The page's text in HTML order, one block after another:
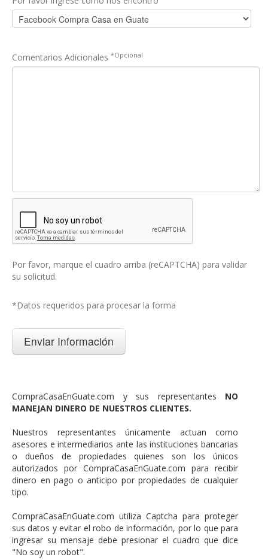
Comentarios Adicionales *Opcional
Por favor, marque el cuadro arriba (reCAPTCHA) para validar
su solicitud.
*Datos requeridos para procesar la forma
CompraCasaEnGuate.com y sus representantes NO
MANEJAN DINERO DE NUESTROS CLIENTES.
Nuestros representantes únicamente actuan como
asesores e intermediarios ante las instituciones bancarias
o dueños de propiedades quienes son los únicos
autorizados por CompraCasaEnGuate.com para recibir
dinero en pago o anticipo por propiedades de cualquier
tipo.
CompraCasaEnGuate.com utiliza Captcha para proteger
sus datos y evitar el robo de información, por lo que para
ingresar su mensaje debe presionar el cuadro que dice
"No soy un robot".